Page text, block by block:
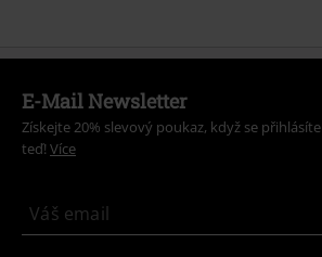
E-Mail Newsletter
Získejte 20% slevový poukaz, když se přihlásíte
teď! Více